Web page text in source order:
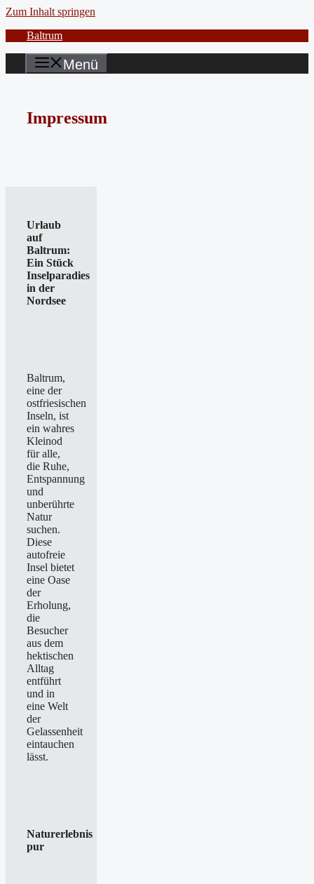
Zum Inhalt springen
Baltrum
Menü
Impressum
Urlaub
auf
Baltrum:
Ein Stück
Inselparadies
in der
Nordsee
Baltrum,
eine der
ostfriesischen
Inseln, ist
ein wahres
Kleinod
für alle,
die Ruhe,
Entspannung
und
unberührte
Natur
suchen.
Diese
autofreie
Insel bietet
eine Oase
der
Erholung,
die
Besucher
aus dem
hektischen
Alltag
entführt
und in
eine Welt
der
Gelassenheit
eintauchen
lässt.
Naturerlebnis
pur